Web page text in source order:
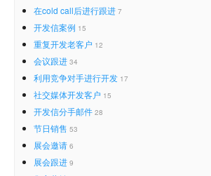
在cold call后进行跟进 7
开发信案例 15
重复开发老客户 12
会议跟进 34
利用竞争对手进行开发 17
社交媒体开发客户 15
开发信分手邮件 28
节日销售 53
展会邀请 6
展会跟进 9